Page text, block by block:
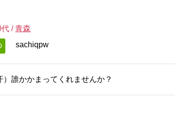
代 /青森
sachiqpw
）誰かかまってくれませんか？